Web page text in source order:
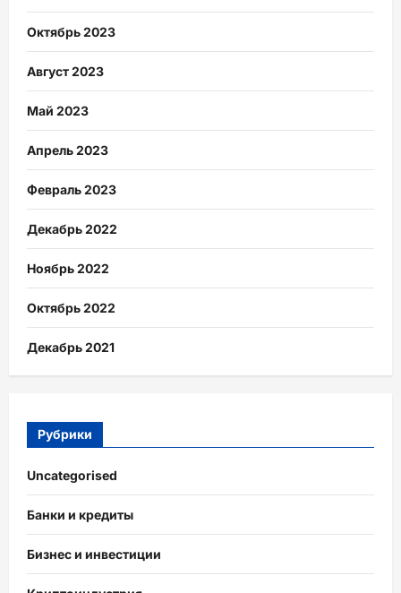
Октябрь 2023
Август 2023
Май 2023
Апрель 2023
Февраль 2023
Декабрь 2022
Ноябрь 2022
Октябрь 2022
Декабрь 2021
Рубрики
Uncategorised
Банки и кредиты
Бизнес и инвестиции